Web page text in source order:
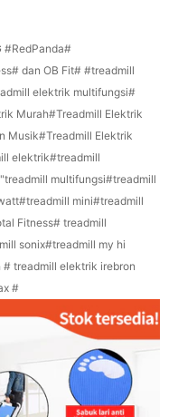
#RedPanda#
dan OB Fit# #treadmill
elektrik multifungsi#
Murah#Treadmill Elektrik
Musik#Treadmill Elektrik
elektrik#treadmill
multifungsi#treadmill
mini#treadmill
Fitness# treadmill
sonix#treadmill my hi
treadmill elektrik irebron
#